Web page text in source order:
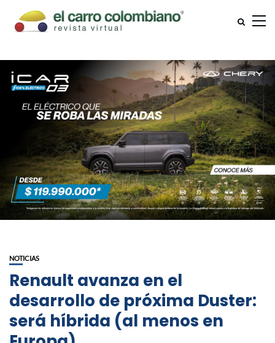
NOTICIAS
Renault avanza en el
desarrollo de próxima Duster:
será híbrida (al menos en